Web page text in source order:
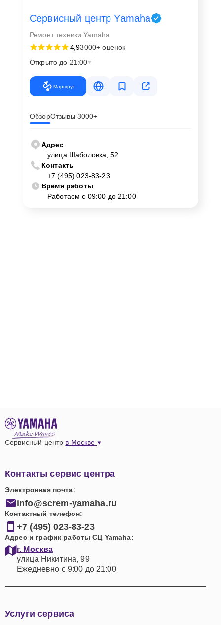
Сервисный центр Yamaha
Ремонт техники Yamaha
4,93000+ оценок
Открыто до 21:00
Маршрут
ОбзорОтзывы 3000+
Адрес
улица Шаболовка, 52
Контакты
+7 (495) 023-83-23
Время работы
Работаем с 09:00 до 21:00
Сервисный центр в Москве
Контакты сервис центра
Электронная почта:
info@screm-yamaha.ru
Контактный телефон:
+7 (495) 023-83-23
Адрес и график работы СЦ Yamaha:
г. Москва
улица Никитина, 99
Ежедневно с 9:00 до 21:00
Услуги сервиса